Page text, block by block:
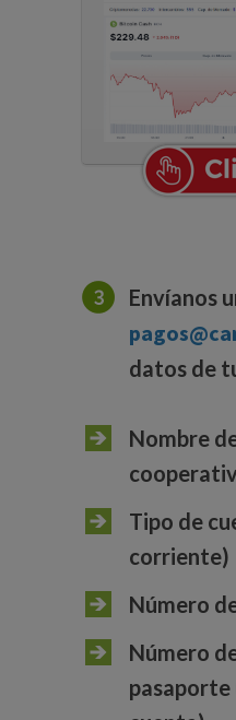
Envíanos
datos de
Nombre
Tipo de
corriente)
Número
Número